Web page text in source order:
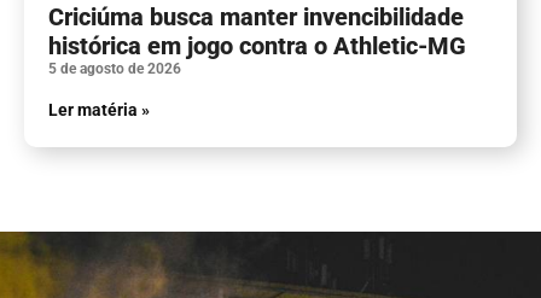
Criciúma busca manter invencibilidade
histórica em jogo contra o Athletic-MG
5 de agosto de 2026
Ler matéria »